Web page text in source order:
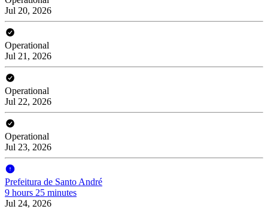
Jul 20, 2026
Operational
Jul 21, 2026
Operational
Jul 22, 2026
Operational
Jul 23, 2026
Prefeitura de Santo André
9 hours 25 minutes
Jul 24, 2026